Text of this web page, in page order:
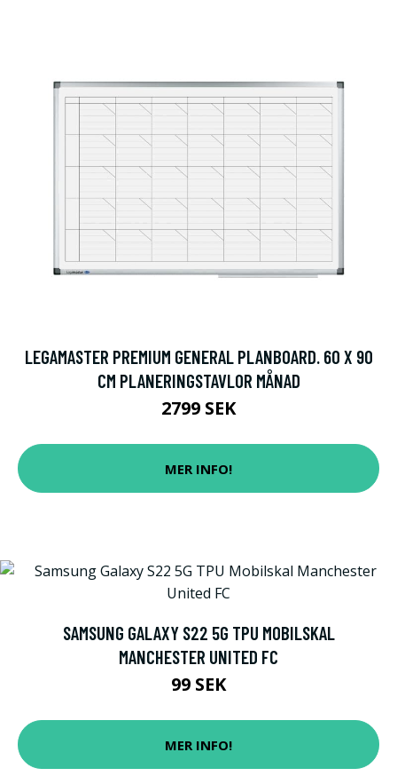
LEGAMASTER PREMIUM GENERAL PLANBOARD. 60 X 90
CM PLANERINGSTAVLOR MÅNAD
2799 SEK
MER INFO!
SAMSUNG GALAXY S22 5G TPU MOBILSKAL
MANCHESTER UNITED FC
99 SEK
MER INFO!